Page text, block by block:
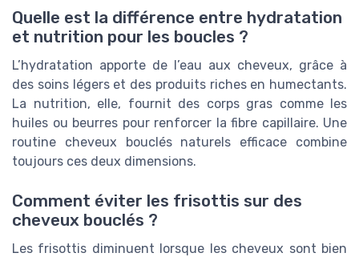
Quelle est la différence entre hydratation
et nutrition pour les boucles ?
L’hydratation apporte de l’eau aux cheveux, grâce à
des soins légers et des produits riches en humectants.
La nutrition, elle, fournit des corps gras comme les
huiles ou beurres pour renforcer la fibre capillaire. Une
routine cheveux bouclés naturels efficace combine
toujours ces deux dimensions.
Comment éviter les frisottis sur des
cheveux bouclés ?
Les frisottis diminuent lorsque les cheveux sont bien